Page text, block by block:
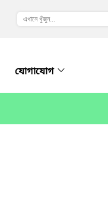
যোগাযোগ